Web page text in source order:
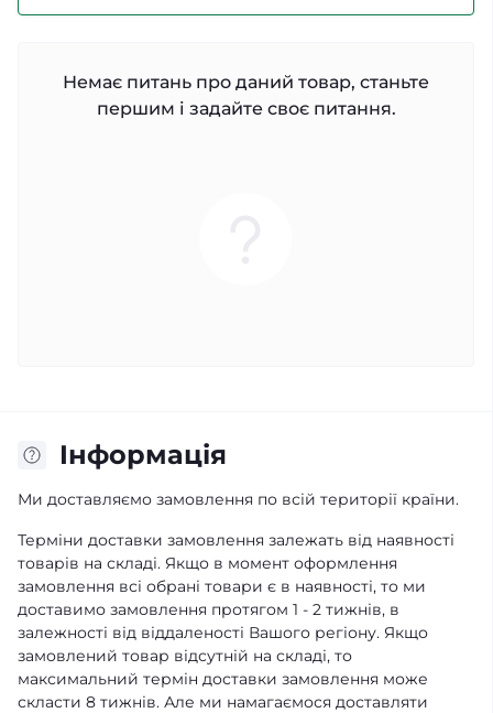
Немає питань про даний товар, станьте
першим і задайте своє питання.
Iнформація
Ми доставляємо замовлення по всій території країни.
Терміни доставки замовлення залежать від наявності
товарів на складі. Якщо в момент оформлення
замовлення всі обрані товари є в наявності, то ми
доставимо замовлення протягом 1 - 2 тижнів, в
залежності від віддаленості Вашого регіону. Якщо
замовлений товар відсутній на складі, то
максимальний термін доставки замовлення може
скласти 8 тижнів. Але ми намагаємося доставляти